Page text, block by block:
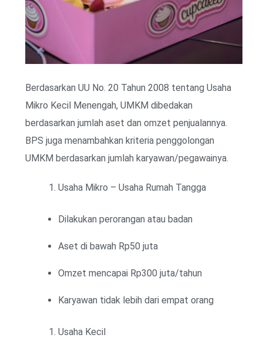
Berdasarkan UU No. 20 Tahun 2008 tentang Usaha
Mikro Kecil Menengah, UMKM dibedakan
berdasarkan jumlah aset dan omzet penjualannya.
BPS juga menambahkan kriteria penggolongan
UMKM berdasarkan jumlah karyawan/pegawainya.
Usaha Mikro – Usaha Rumah Tangga
Dilakukan perorangan atau badan
Aset di bawah Rp50 juta
Omzet mencapai Rp300 juta/tahun
Karyawan tidak lebih dari empat orang
Usaha Kecil